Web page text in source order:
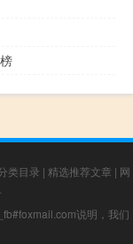
类目录 | 精选推荐文章 | 网
说明，我们